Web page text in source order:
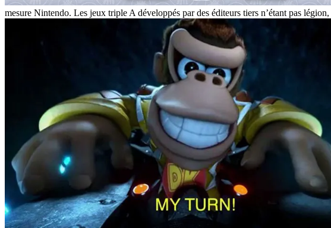
mesure Nintendo. Les jeux triple A développés par des éditeurs tiers n’étant pas légion,